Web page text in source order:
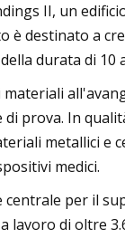
II, un
è destinato a
durata di
prova. In
metallici e
medici.
centrale per il
di oltre